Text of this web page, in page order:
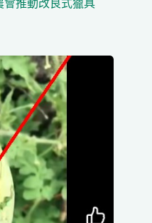
會推動改良式獵具